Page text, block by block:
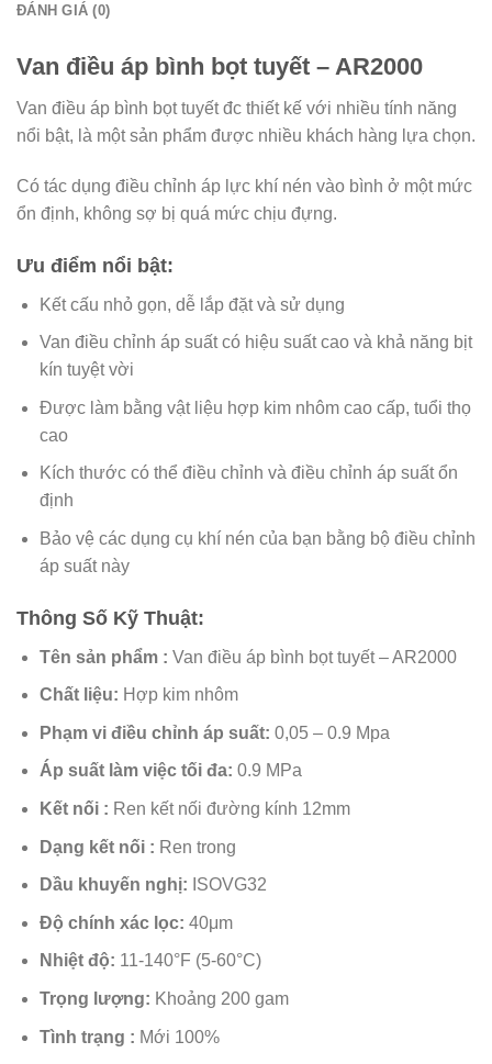
ĐÁNH GIÁ (0)
Van điều áp bình bọt tuyết – AR2000
Van điều áp bình bọt tuyết đc thiết kế với nhiều tính năng
nổi bật, là một sản phẩm được nhiều khách hàng lựa chọn.
Có tác dụng điều chỉnh áp lực khí nén vào bình ở một mức
ổn định, không sợ bị quá mức chịu đựng.
Ưu điểm nổi bật:
Kết cấu nhỏ gọn, dễ lắp đặt và sử dụng
Van điều chỉnh áp suất có hiệu suất cao và khả năng bịt
kín tuyệt vời
Được làm bằng vật liệu hợp kim nhôm cao cấp, tuổi thọ
cao
Kích thước có thể điều chỉnh và điều chỉnh áp suất ổn
định
Bảo vệ các dụng cụ khí nén của bạn bằng bộ điều chỉnh
áp suất này
Thông Số Kỹ Thuật:
Tên sản phẩm : Van điều áp bình bọt tuyết – AR2000
Chất liệu: Hợp kim nhôm
Phạm vi điều chỉnh áp suất: 0,05 – 0.9 Mpa
Áp suất làm việc tối đa: 0.9 MPa
Kết nối : Ren kết nối đường kính 12mm
Dạng kết nối : Ren trong
Dầu khuyến nghị: ISOVG32
Độ chính xác lọc: 40μm
Nhiệt độ: 11-140°F (5-60°C)
Trọng lượng: Khoảng 200 gam
Tình trạng : Mới 100%